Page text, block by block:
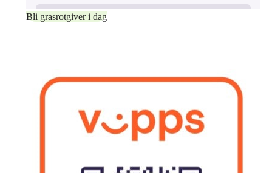
Bli grasrotgiver i dag